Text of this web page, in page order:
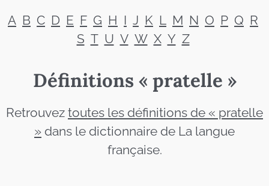
A B C D E F G H I J K L M N O P Q R
S T U V W X Y Z
Définitions « pratelle »
Retrouvez toutes les définitions de « pratelle
» dans le dictionnaire de La langue
française.